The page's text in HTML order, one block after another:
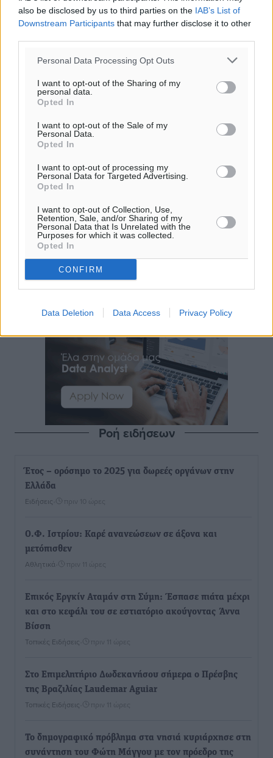
also be disclosed by us to third parties on the IAB’s List of
Downstream Participants that may further disclose it to other
Personal Data Processing Opt Outs
I want to opt-out of the Sharing of my
personal data.
Opted In
I want to opt-out of the Sale of my
Personal Data.
Opted In
I want to opt-out of processing my
Personal Data for Targeted Advertising.
Opted In
I want to opt-out of Collection, Use,
Retention, Sale, and/or Sharing of my
Personal Data that Is Unrelated with the
Purposes for which it was collected.
Opted In
CONFIRM
Data Deletion Data Access Privacy Policy
Ροή ειδήσεων
Έτος – ορόσημο το 2025 για δωρεές οργάνων στην
Ελλάδα
Ειδήσεις πριν 10 ώρες
Ο.Φ. Ιστρίου: Καρέ ανανεώσεων σε άξονα και
μετόπισθεν
Αθλητικά πριν 11 ώρες
Επικός Εργκίν Αταμάν στη Σύμη: Έσπασε πιάτα μέχρι
και στο κεφάλι του σε εστιατόριο ακούγοντας Άννα
Βίσση
Τοπικές Ειδήσεις πριν 11 ώρες
Στο Επιμελητήριο Δωδεκανήσου σήμερα ο Πρέσβης
της Βραζιλίας Laudemar Aguiar
Τοπικές Ειδήσεις πριν 11 ώρες
To δημογραφικό πρόβλημα στα νησιά κυριάρχησε στη
συνάντηση του Φώτη Μάγγου με τον πρόεδρο της